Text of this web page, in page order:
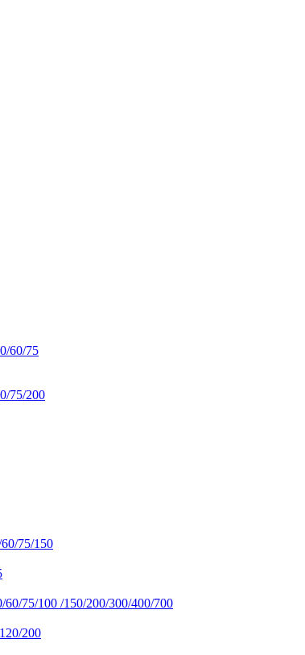
60/75
75/200
75/150
75/100 /150/200/300/400/700
200